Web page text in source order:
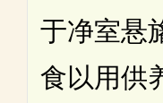
于净室悬
食以用供